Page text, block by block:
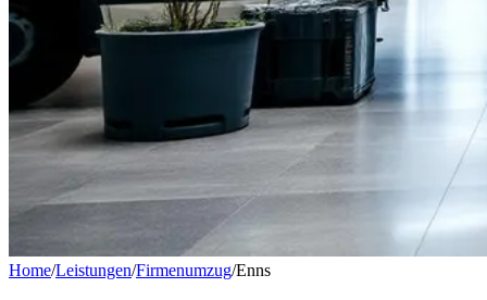
Home/Leistungen/Firmenumzug/Enns